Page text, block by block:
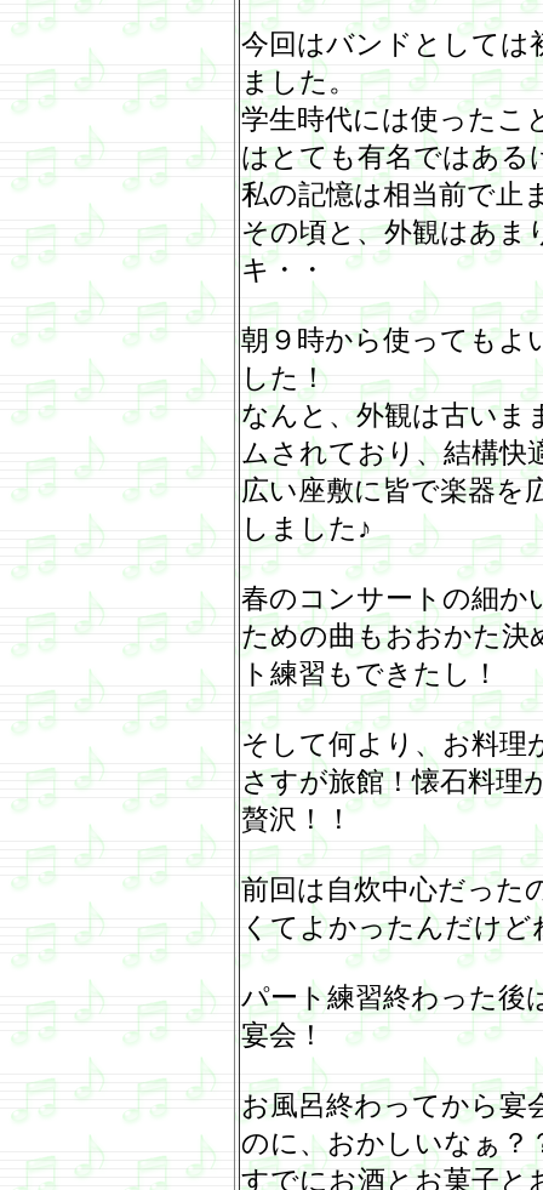
今回はバンドとしては
ました。
学生時代には使ったこ
はとても有名ではある
私の記憶は相当前で止
その頃と、外観はあま
キ・・
朝９時から使ってもよ
した！
なんと、外観は古いま
ムされており、結構快
広い座敷に皆で楽器を
しました♪
春のコンサートの細か
ための曲もおおかた決
ト練習もできたし！
そして何より、お料理
さすが旅館！懐石料理
贅沢！！
前回は自炊中心だった
くてよかったんだけど
パート練習終わった後
宴会！
お風呂終わってから宴
のに、おかしいなぁ？
すでにお酒とお菓子と